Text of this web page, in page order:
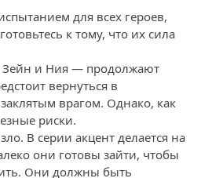
для всех героев,
к тому, что их сила
Зейн и Ния — продолжают
вернуться в
врагом. Однако, как
риски.
В серии акцент делается на
они готовы зайти, чтобы
Они должны быть